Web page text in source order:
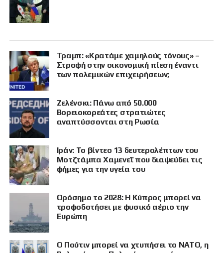
Τραμπ: «Κρατάμε χαμηλούς τόνους» –
Στροφή στην οικονομική πίεση έναντι
των πολεμικών επιχειρήσεων;
Ζελένσκι: Πάνω από 50.000
Βορειοκορεάτες στρατιώτες
αναπτύσσονται στη Ρωσία
Ιράν: Το βίντεο 13 δευτερολέπτων του
Μοτζτάμπα Χαμενεΐ που διαψεύδει τις
φήμες για την υγεία του
Ορόσημο το 2028: Η Κύπρος μπορεί να
τροφοδοτήσει με φυσικό αέριο την
Ευρώπη
Ο Πούτιν μπορεί να χτυπήσει το ΝΑΤΟ, η